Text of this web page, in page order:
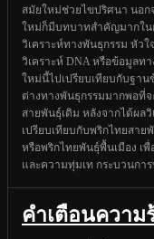
สมัยใหม่ช่วยไขปริศนา นอก
ใหม่ก็มีบทบาทสำคัญมากใน
วิเคราะห์ทางพันธุกรรม หัว
วิเคราะห์ DNA หรือข้อมูลท
ใหม่นี้ไปเปรียบเทียบกับฐา
ต่างทางพันธุกรรมมากพอที่
สายพันธุ์เดิม หลังจากได้ผล
เปรียบเทียบกับพริกไทยสาย
หรือพริกไทยพันธุ์พื้นเมือง เ
และความทุ่มเท กระบวนกา
คำเตือนควา